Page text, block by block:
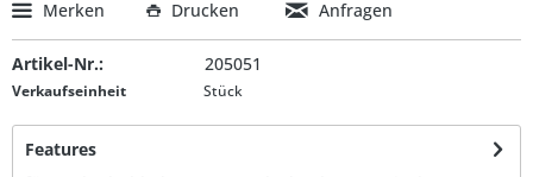
Merken Drucken Anfragen
Artikel-Nr.: 205051
Verkaufseinheit Stück
Features